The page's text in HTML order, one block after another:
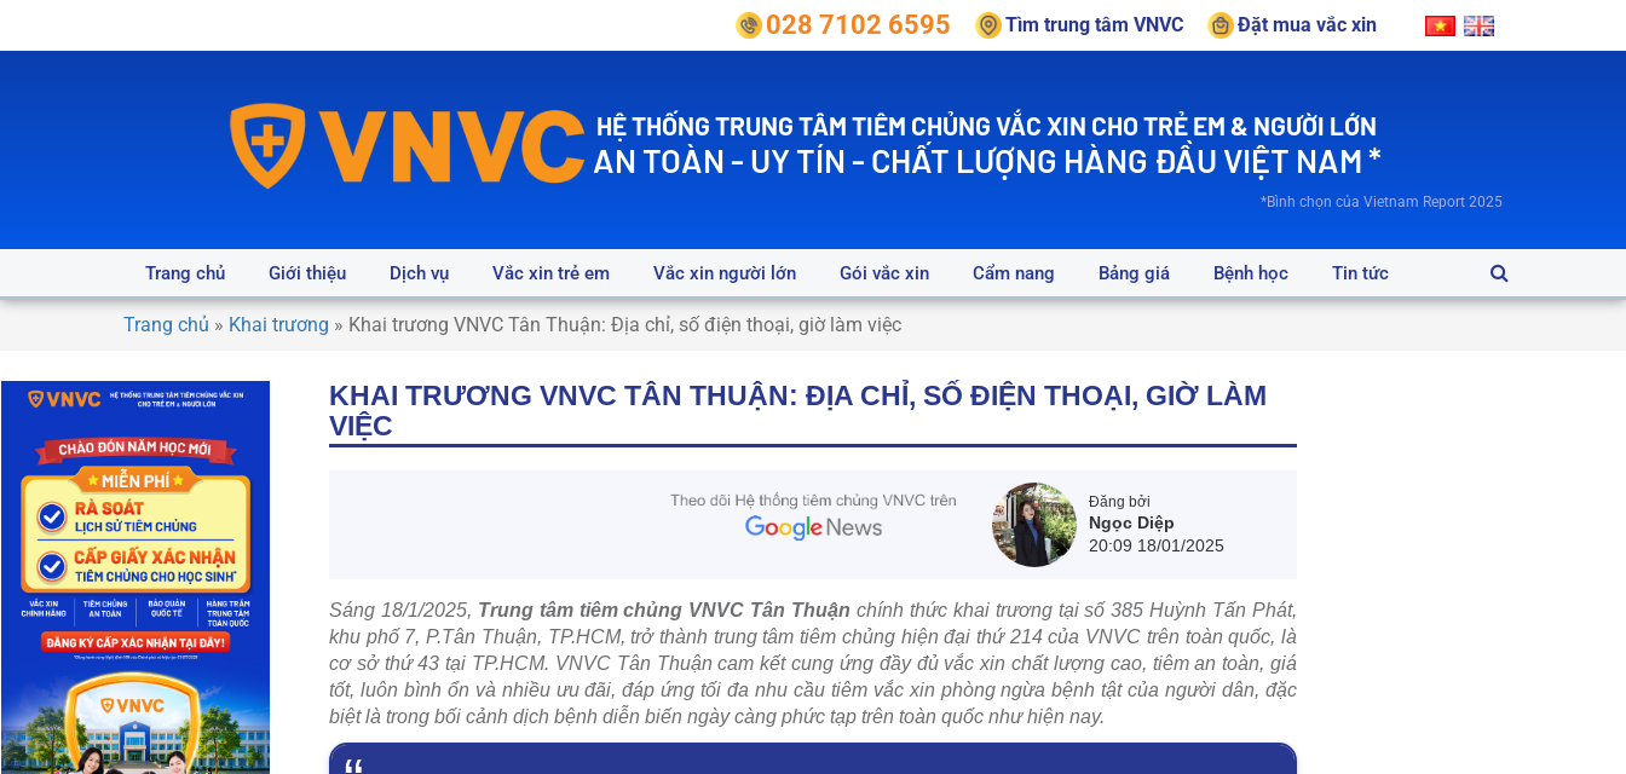
028 7102 6595 Tìm trung tâm VNVC Đặt mua vắc xin
HỆ THỐNG TRUNG TÂM TIÊM CHỦNG VẮC XIN CHO TRẺ EM & NGƯỜI LỚN
AN TOÀN - UY TÍN - CHẤT LƯỢNG HÀNG ĐẦU VIỆT NAM *
*Bình chọn của Vietnam Report 2025
Trang chủ Giới thiệu Dịch vụ Vắc xin trẻ em Vắc xin người lớn Gói vắc xin Cẩm nang Bảng giá Bệnh học Tin tức
Trang chủ » Khai trương » Khai trương VNVC Tân Thuận: Địa chỉ, số điện thoại, giờ làm việc
KHAI TRƯƠNG VNVC TÂN THUẬN: ĐỊA CHỈ, SỐ ĐIỆN THOẠI, GIỜ LÀM
VIỆC
Đăng bởi
Ngọc Diệp
20:09 18/01/2025
Sáng 18/1/2025, Trung tâm tiêm chủng VNVC Tân Thuận chính thức khai trương tại số 385 Huỳnh Tấn Phát,
khu phố 7, P.Tân Thuận, TP.HCM, trở thành trung tâm tiêm chủng hiện đại thứ 214 của VNVC trên toàn quốc, là
cơ sở thứ 43 tại TP.HCM. VNVC Tân Thuận cam kết cung ứng đầy đủ vắc xin chất lượng cao, tiêm an toàn, giá
tốt, luôn bình ổn và nhiều ưu đãi, đáp ứng tối đa nhu cầu tiêm vắc xin phòng ngừa bệnh tật của người dân, đặc
biệt là trong bối cảnh dịch bệnh diễn biến ngày càng phức tạp trên toàn quốc như hiện nay.